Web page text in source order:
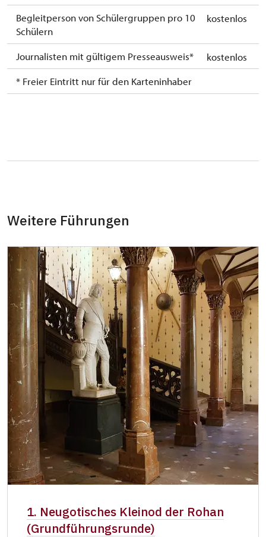
Begleitperson von Schülergruppen pro 10
Schülern
kostenlos
Journalisten mit gültigem Presseausweis*
kostenlos
* Freier Eintritt nur für den Karteninhaber
Weitere Führungen
1. Neugotisches Kleinod der Rohan
(Grundführungsrunde)